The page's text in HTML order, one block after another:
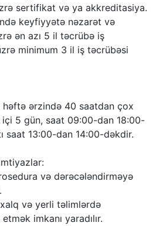
sertifikat və ya akkreditasiya.
keyfiyyətə nəzarət və
ən azı 5 il təcrübə iş
minimum 3 il iş təcrübəsi
ərzində 40 saatdan çox
5 gün, saat 09:00-dan 18:00-
saat 13:00-dan 14:00-dəkdir.
və dərəcələndirməyə
və yerli təlimlərdə
imkanı yaradılır.